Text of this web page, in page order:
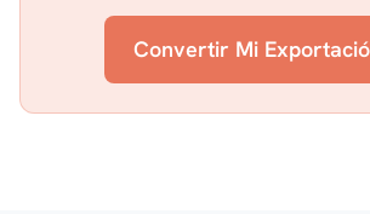
Convertir Mi